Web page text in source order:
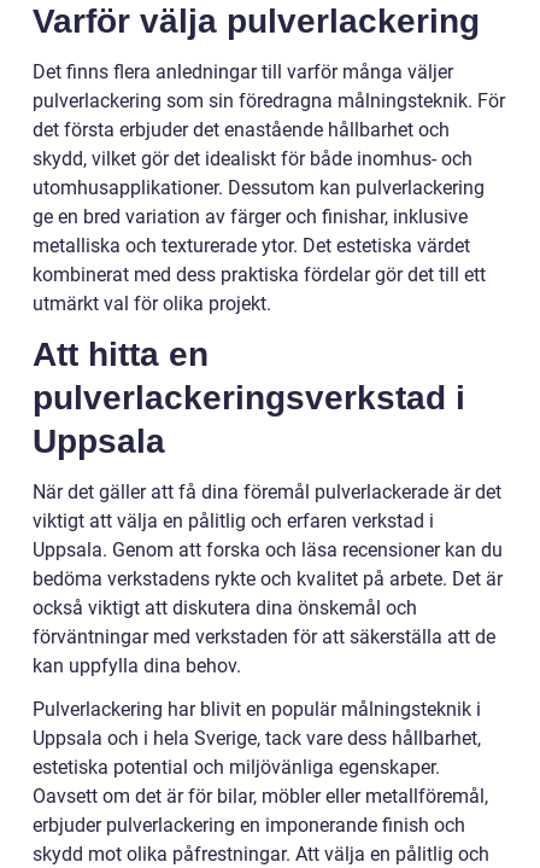
Varför välja pulverlackering
Det finns flera anledningar till varför många väljer
pulverlackering som sin föredragna målningsteknik. För
det första erbjuder det enastående hållbarhet och
skydd, vilket gör det idealiskt för både inomhus- och
utomhusapplikationer. Dessutom kan pulverlackering
ge en bred variation av färger och finishar, inklusive
metalliska och texturerade ytor. Det estetiska värdet
kombinerat med dess praktiska fördelar gör det till ett
utmärkt val för olika projekt.
Att hitta en
pulverlackeringsverkstad i
Uppsala
När det gäller att få dina föremål pulverlackerade är det
viktigt att välja en pålitlig och erfaren verkstad i
Uppsala. Genom att forska och läsa recensioner kan du
bedöma verkstadens rykte och kvalitet på arbete. Det är
också viktigt att diskutera dina önskemål och
förväntningar med verkstaden för att säkerställa att de
kan uppfylla dina behov.
Pulverlackering har blivit en populär målningsteknik i
Uppsala och i hela Sverige, tack vare dess hållbarhet,
estetiska potential och miljövänliga egenskaper.
Oavsett om det är för bilar, möbler eller metallföremål,
erbjuder pulverlackering en imponerande finish och
skydd mot olika påfrestningar. Att välja en pålitlig och